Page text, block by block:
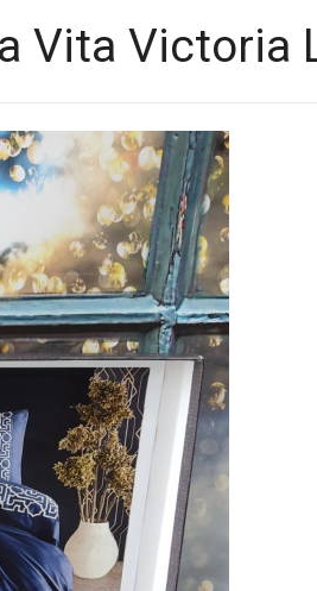
Vita Victoria